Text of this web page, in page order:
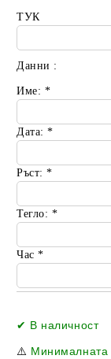
ТУК
Данни :
Име: *
Дата:*
Ръст:*
Тегло: *
Час*
✔ В наличност
⚠️ Минималната